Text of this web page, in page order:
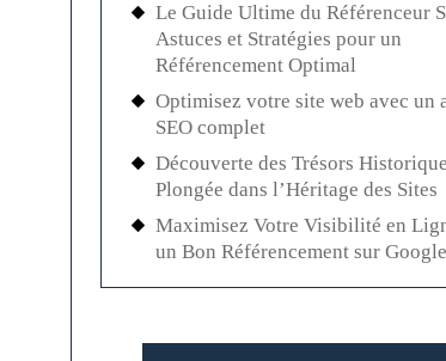
Le Guide Ultime du Référenceur
Astuces et Stratégies pour un
Référencement Optimal
Optimisez votre site web avec un
SEO complet
Découverte des Trésors
Plongée dans l’Héritage des Sites
Maximisez Votre Visibilité en
un Bon Référencement sur Google